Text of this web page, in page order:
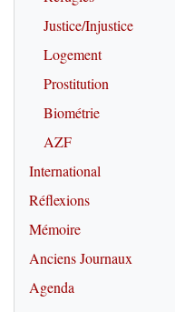
Justice/Injustice
Logement
Prostitution
Biométrie
AZF
International
Réflexions
Mémoire
Anciens Journaux
Agenda